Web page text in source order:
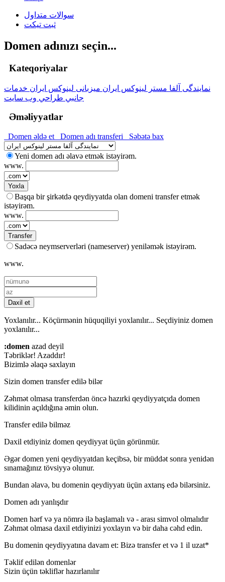
سوالات متداول
ثبت تیکت
Domen adınızı seçin...
Kateqoriyalar
نمایندگی آلفا مستر لینوکس ایران میزبانی لینوکس ایران خدمات
جانبي طراحي وب سايت
Əməliyyatlar
Domen əldə et Domen adı transferi Səbətə bax
Yeni domen adı əlavə etmək istəyirəm.
www.
Yoxla
Başqa bir şirkətdə qeydiyyatda olan domeni transfer etmək
istəyirəm.
www.
Transfer
Sadəcə neymserverləri (nameserver) yeniləmək istəyirəm.
www.
Daxil et
Yoxlanılır... Köçürmənin hüquqiliyi yoxlanılır... Seçdiyiniz domen
yoxlanılır...
:domen azad deyil
Təbriklər! Azaddır!
Bizimlə əlaqə saxlayın
Sizin domen transfer edilə bilər
Zəhmət olmasa transferdən öncə hazırki qeydiyyatçıda domen
kilidinin açıldığına əmin olun.
Transfer edilə bilməz
Daxil etdiyiniz domen qeydiyyat üçün görünmür.
Əgər domen yeni qeydiyyatdan keçibsə, bir müddət sonra yenidən
sınamağınız tövsiyyə olunur.
Bundan əlavə, bu domenin qeydiyyatı üçün axtarış edə bilərsiniz.
Domen adı yanlışdır
Domen hərf və ya nömrə ilə başlamalı və - arası simvol olmalıdır
Zəhmət olmasa daxil etdiyinizi yoxlayın və bir daha cəhd edin.
Bu domenin qeydiyyatına davam et: Bizə transfer et və 1 il uzat*
Təklif edilən domenlər
Sizin üçün təkliflər hazırlanılır